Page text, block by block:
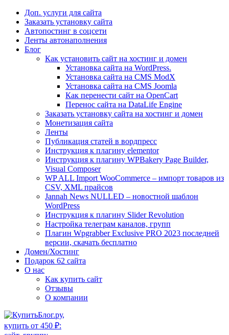
Доп. услуги для сайта
Заказать установку сайта
Автопостинг в соцсети
Ленты автонаполнения
Блог
Как установить сайт на хостинг и домен
Установка сайта на WordPress.
Установка сайта на CMS ModX
Установка сайта на CMS Joomla
Как перенести сайт на OpenCart
Перенос сайта на DataLife Engine
Заказать установку сайта на хостинг и домен
Монетизация сайта
Ленты
Публикация статей в вордпресс
Инструкция к плагину elementor
Инструкция к плагину WPBakery Page Builder,
Visual Composer
WP ALL Import WooCommerce – импорт товаров из
CSV, XML прайсов
Jannah News NULLED – новостной шаблон
WordPress
Инструкция к плагину Slider Revolution
Настройка телеграм каналов, групп
Плагин Wpgrabber Exclusive PRO 2023 последней
версии, скачать бесплатно
Домен/Хостинг
Подарок 62 сайта
О нас
Как купить сайт
Отзывы
О компании